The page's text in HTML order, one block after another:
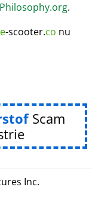
.
e-scooter.co nu
Scam
Inc.